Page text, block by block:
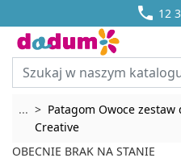
 12

... Rozwiń breadcrumbs
Patagom Owoce
Creative
OBECNIE BRAK NA STANIE